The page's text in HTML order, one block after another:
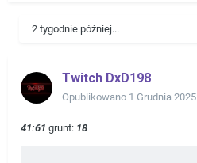
2 tygodnie później...
Twitch DxD198
Opublikowano 1 Grudnia 2025
41:61 grunt: 18